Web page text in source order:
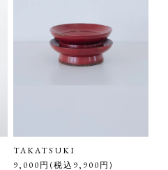
TAKATSUKI
9,000円(税込9,900円)